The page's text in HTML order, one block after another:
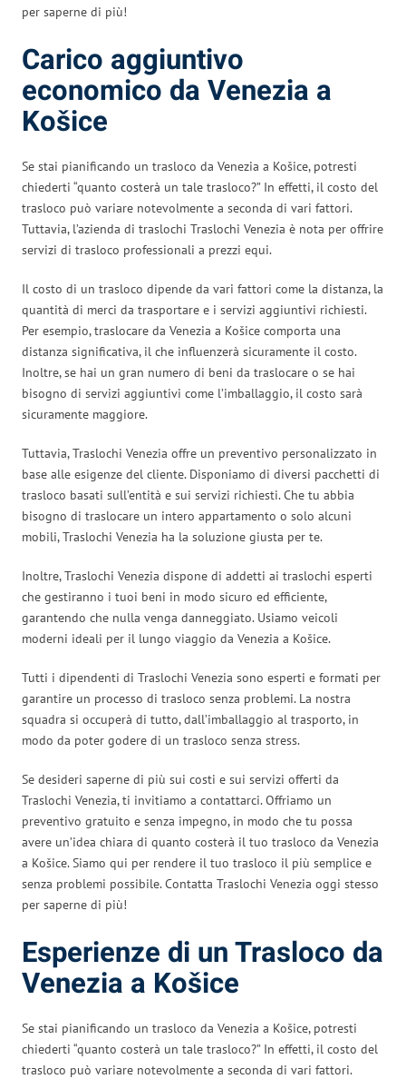
per saperne di più!
Carico aggiuntivo
economico da Venezia a
Košice
Se stai pianificando un trasloco da Venezia a Košice, potresti
chiederti “quanto costerà un tale trasloco?” In effetti, il costo del
trasloco può variare notevolmente a seconda di vari fattori.
Tuttavia, l’azienda di traslochi Traslochi Venezia è nota per offrire
servizi di trasloco professionali a prezzi equi.
Il costo di un trasloco dipende da vari fattori come la distanza, la
quantità di merci da trasportare e i servizi aggiuntivi richiesti.
Per esempio, traslocare da Venezia a Košice comporta una
distanza significativa, il che influenzerà sicuramente il costo.
Inoltre, se hai un gran numero di beni da traslocare o se hai
bisogno di servizi aggiuntivi come l’imballaggio, il costo sarà
sicuramente maggiore.
Tuttavia, Traslochi Venezia offre un preventivo personalizzato in
base alle esigenze del cliente. Disponiamo di diversi pacchetti di
trasloco basati sull’entità e sui servizi richiesti. Che tu abbia
bisogno di traslocare un intero appartamento o solo alcuni
mobili, Traslochi Venezia ha la soluzione giusta per te.
Inoltre, Traslochi Venezia dispone di addetti ai traslochi esperti
che gestiranno i tuoi beni in modo sicuro ed efficiente,
garantendo che nulla venga danneggiato. Usiamo veicoli
moderni ideali per il lungo viaggio da Venezia a Košice.
Tutti i dipendenti di Traslochi Venezia sono esperti e formati per
garantire un processo di trasloco senza problemi. La nostra
squadra si occuperà di tutto, dall’imballaggio al trasporto, in
modo da poter godere di un trasloco senza stress.
Se desideri saperne di più sui costi e sui servizi offerti da
Traslochi Venezia, ti invitiamo a contattarci. Offriamo un
preventivo gratuito e senza impegno, in modo che tu possa
avere un’idea chiara di quanto costerà il tuo trasloco da Venezia
a Košice. Siamo qui per rendere il tuo trasloco il più semplice e
senza problemi possibile. Contatta Traslochi Venezia oggi stesso
per saperne di più!
Esperienze di un Trasloco da
Venezia a Košice
Se stai pianificando un trasloco da Venezia a Košice, potresti
chiederti “quanto costerà un tale trasloco?” In effetti, il costo del
trasloco può variare notevolmente a seconda di vari fattori.